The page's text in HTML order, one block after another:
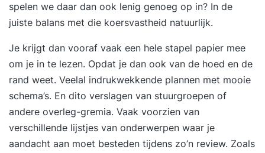
spelen we daar dan ook lenig genoeg op in? In de
juiste balans met die koersvastheid natuurlijk.
Je krijgt dan vooraf vaak een hele stapel papier mee
om je in te lezen. Opdat je dan ook van de hoed en de
rand weet. Veelal indrukwekkende plannen met mooie
schema’s. En dito verslagen van stuurgroepen of
andere overleg-gremia. Vaak voorzien van
verschillende lijstjes van onderwerpen waar je
aandacht aan moet besteden tijdens zo’n review. Zoals